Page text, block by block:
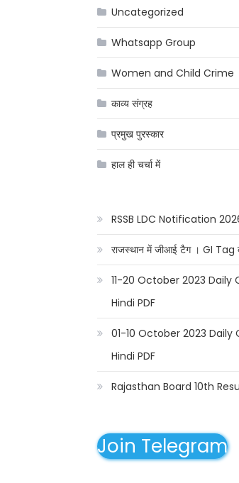
Uncategorized
Whatsapp Group
Women and Child Crime
काव्य संग्रह
प्रमुख पुरस्कार
हाल ही चर्चा में
RSSB LDC Notification
राजस्थान में जीआई टैग । GI Tag
11-20 October 2023 Daily
Hindi PDF
01-10 October 2023
Hindi PDF
Rajasthan Board 10th
Join Telegram